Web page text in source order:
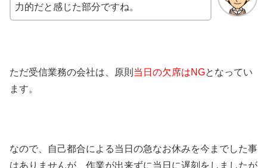
力的だと感じた部分ですね。
ただ受信業務の会社は、原則 当日の欠席はNGとなってい
ます。
なので、自己都合による当日の急なお休みを今までした事
はありませんが、作業が出来ずに当日に遅刻をしましたが